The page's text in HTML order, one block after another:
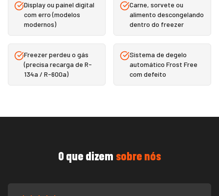
Display ou painel digital
com erro (modelos
modernos)
Carne, sorvete ou
alimento descongelando
dentro do freezer
Freezer perdeu o gás
(precisa recarga de R-
134a / R-600a)
Sistema de degelo
automático Frost Free
com defeito
O que dizem sobre nós